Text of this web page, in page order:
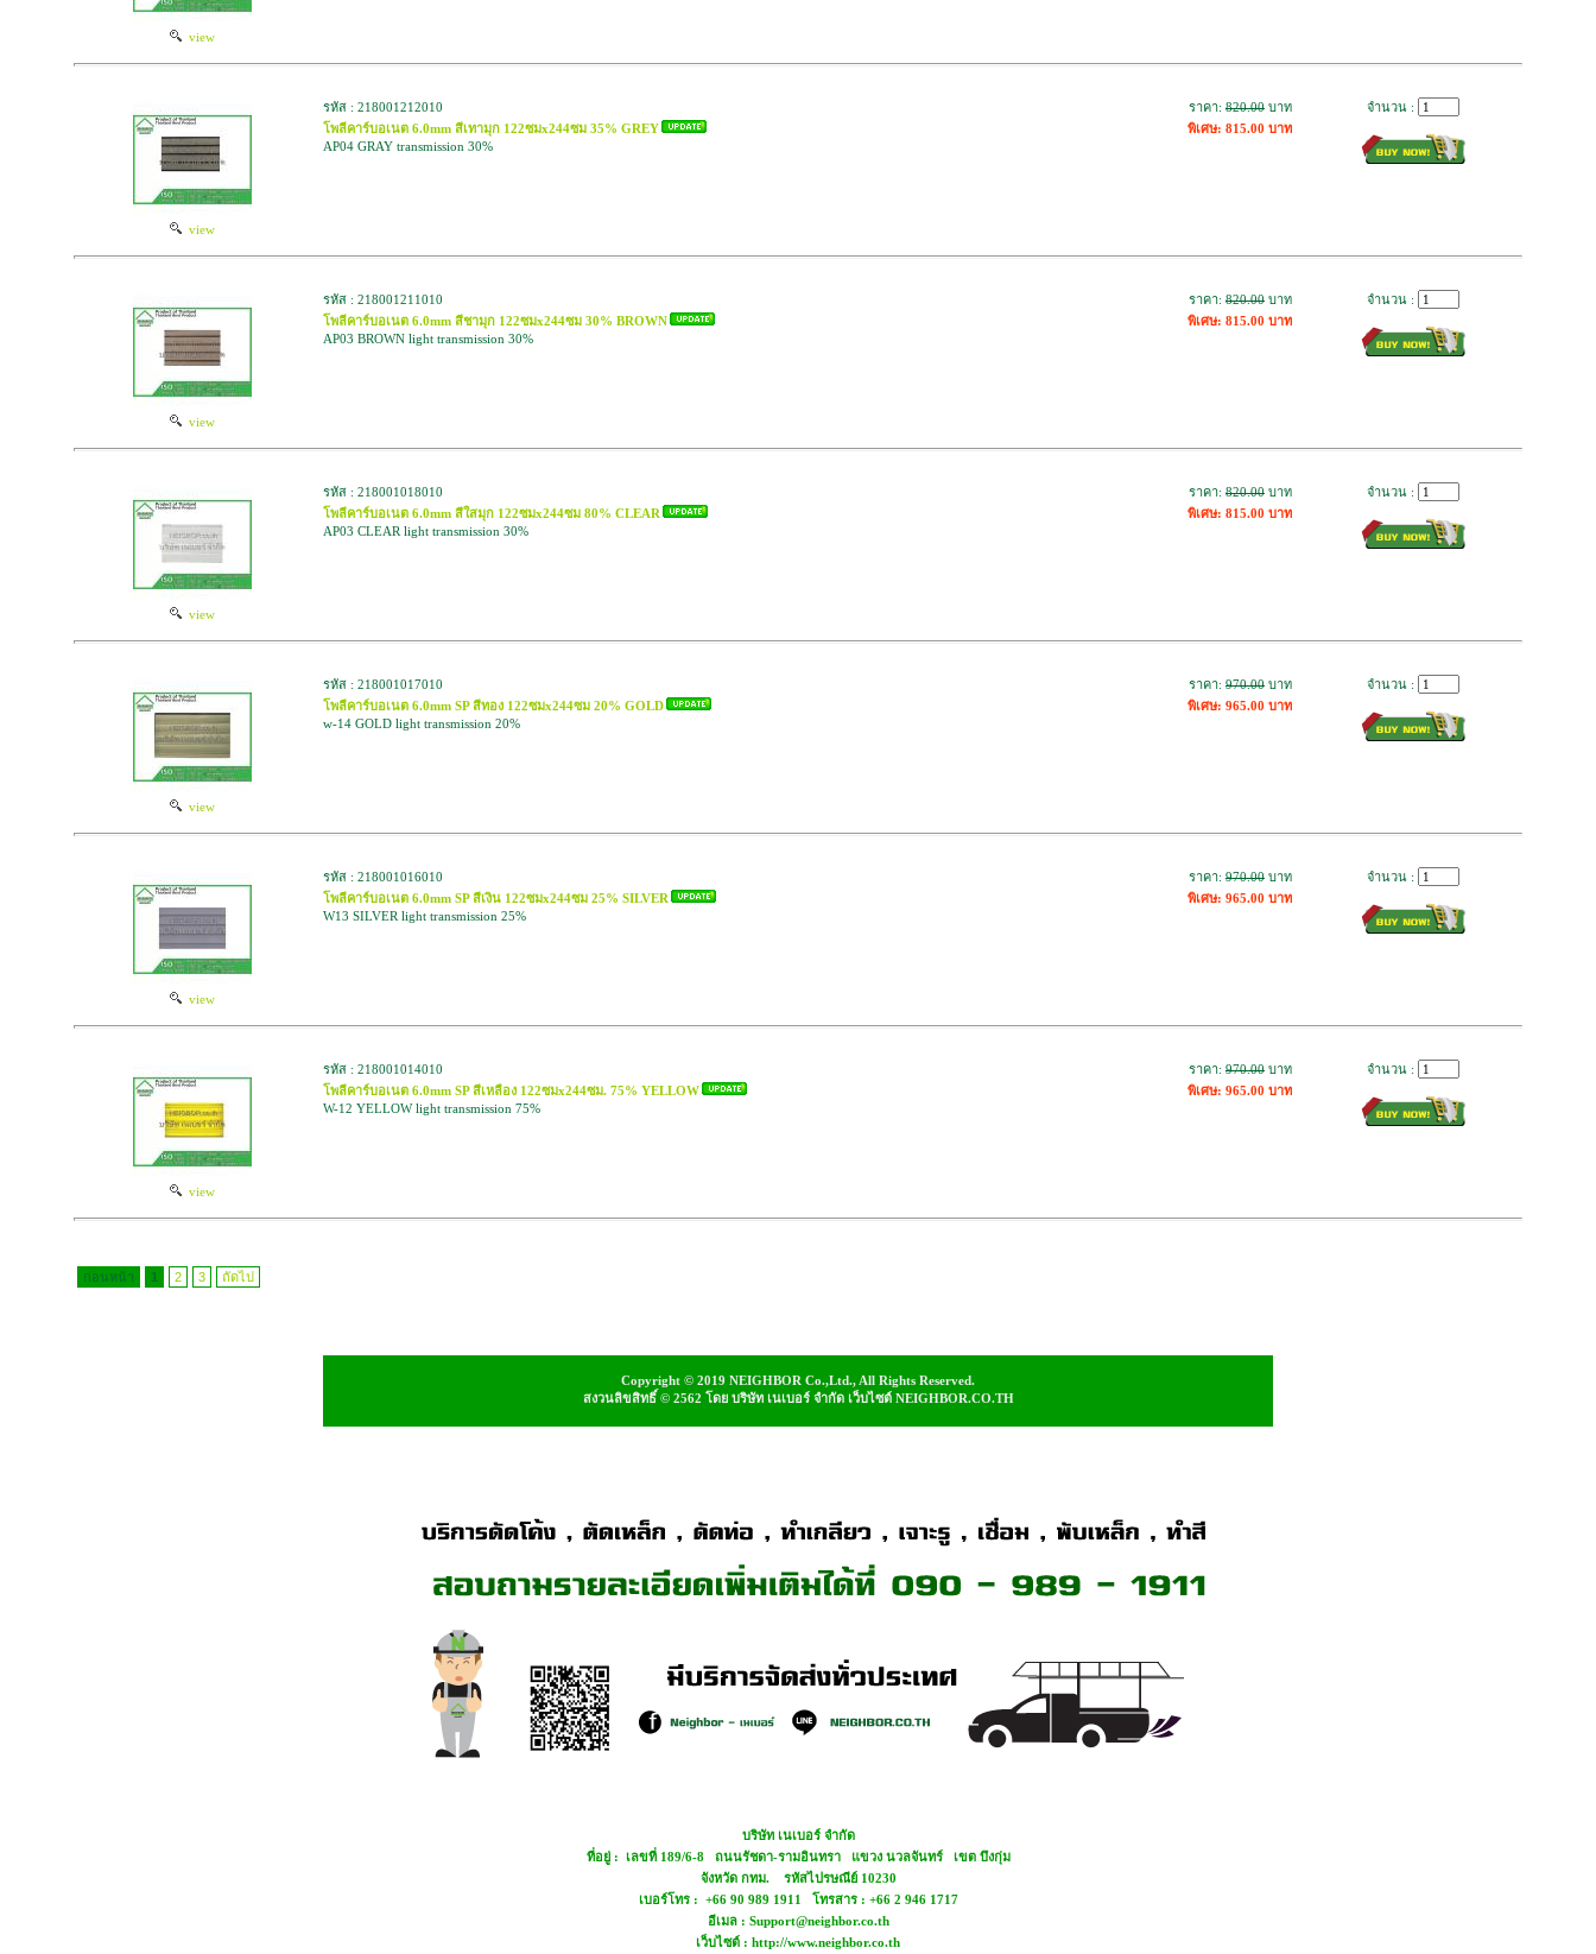
view
view
รหัส : 218001212010
โพลีคาร์บอเนต 6.0mm สีเทามุก 122ซมx244ซม 35% GREY
AP04 GRAY transmission 30%
ราคา: 820.00 บาท
พิเศษ: 815.00 บาท
จำนวน :
view
รหัส : 218001211010
โพลีคาร์บอเนต 6.0mm สีชามุก 122ซมx244ซม 30% BROWN
AP03 BROWN light transmission 30%
ราคา: 820.00 บาท
พิเศษ: 815.00 บาท
จำนวน :
view
รหัส : 218001018010
โพลีคาร์บอเนต 6.0mm สีใสมุก 122ซมx244ซม 80% CLEAR
AP03 CLEAR light transmission 30%
ราคา: 820.00 บาท
พิเศษ: 815.00 บาท
จำนวน :
view
รหัส : 218001017010
โพลีคาร์บอเนต 6.0mm SP สีทอง 122ซมx244ซม 20% GOLD
w-14 GOLD light transmission 20%
ราคา: 970.00 บาท
พิเศษ: 965.00 บาท
จำนวน :
view
รหัส : 218001016010
โพลีคาร์บอเนต 6.0mm SP สีเงิน 122ซมx244ซม 25% SILVER
W13 SILVER light transmission 25%
ราคา: 970.00 บาท
พิเศษ: 965.00 บาท
จำนวน :
view
รหัส : 218001014010
โพลีคาร์บอเนต 6.0mm SP สีเหลือง 122ซมx244ซม. 75% YELLOW
W-12 YELLOW light transmission 75%
ราคา: 970.00 บาท
พิเศษ: 965.00 บาท
จำนวน :
ก่อนหน้า 1 2 3 ถัดไป
Copyright © 2019 NEIGHBOR Co.,Ltd., All Rights Reserved.
สงวนลิขสิทธิ์ © 2562 โดย บริษัท เนเบอร์ จำกัด เว็บไซต์ NEIGHBOR.CO.TH
บริษัท เนเบอร์ จำกัด
ที่อยู่ : เลขที่ 189/6-8 ถนนรัชดา-รามอินทรา แขวง นวลจันทร์ เขต บึงกุ่ม
จังหวัด กทม. รหัสไปรษณีย์ 10230
เบอร์โทร : +66 90 989 1911 โทรสาร : +66 2 946 1717
อีเมล : Support@neighbor.co.th
เว็บไซต์ : http://www.neighbor.co.th